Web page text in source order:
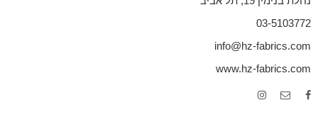
03-5103772
info@hz-fabrics.com
www.hz-fabrics.com